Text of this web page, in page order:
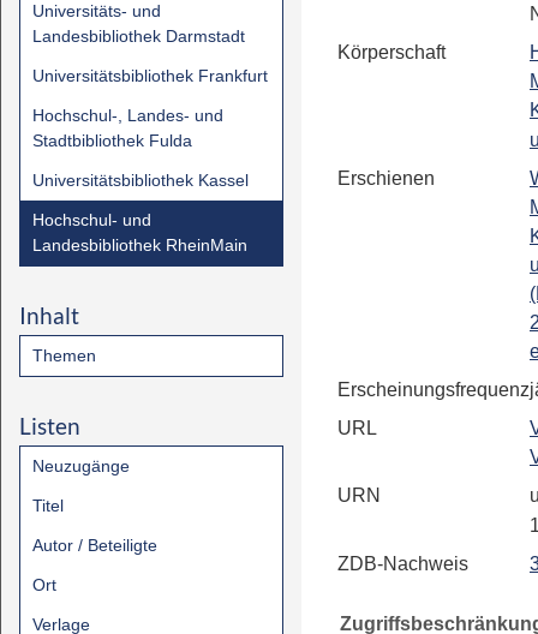
Universitäts- und
Landesbibliothek Darmstadt
Universitätsbibliothek Frankfurt
Hochschul-, Landes- und
Stadtbibliothek Fulda
Universitätsbibliothek Kassel
Hochschul- und
Landesbibliothek RheinMain
Inhalt
Themen
Listen
Neuzugänge
Titel
Autor / Beteiligte
Ort
Verlage
Körperschaft
Erschienen
Erscheinungsfrequenz
URL
URN
ZDB-Nachweis